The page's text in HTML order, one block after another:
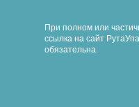
При полном или
ссылка на сайт
обязательна.